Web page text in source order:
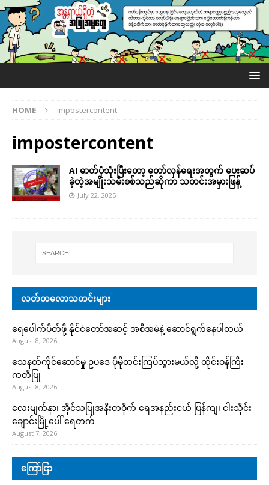
HOME impostercontent
impostercontent
AI ဓာတ်ပုံသုံးပြီးတော့ တော်လှန်ရေးအတွက် ပေးဆပ်
ခဲ့တဲ့အမျိုးသမီးစစ်သည်ဆိုကာ သတင်းအမှားဖြန့်
July 22, 2025
လတ်တလောသတင်းများ
ရေပေါက်ပိတ်ဖို့ နိုင်ငံတော်အဆင့် အစီအမံနဲ့ ဆောင်ရွက်နေပါတယ်
August 8, 2026
သေနတ်ကိုင်ဆောင်မှု ဥပဒေ ပိုမိုတင်းကြပ်သွားမယ်လို့ ထိုင်းဝန်ကြီး
ကတိပြု
August 8, 2026
လေးမျက်နှာ၊ အိုင်သပြုအနီးတဝိုက် ရေအနည်းငယ် ပြန်ကျ၊ ငါးသိုင်း
ချောင်းမြို့ပေါ် ရေတက်
August 7, 2026
ကြော်ငြာ